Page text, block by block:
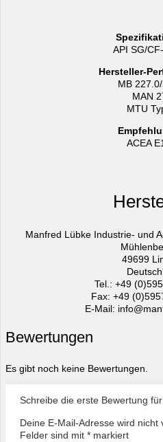
API SG/
Hersteller-
MB
MAN
MTU
ACEA
Manfred Lübke Industrie- und
49699
Tel.: +49
Fax: +49
E-Mail:
Bewertungen
Es gibt noch keine Bewertungen.
Schreibe die erste Bewertung
Deine E-Mail-Adresse wird nicht
Felder sind mit * markiert